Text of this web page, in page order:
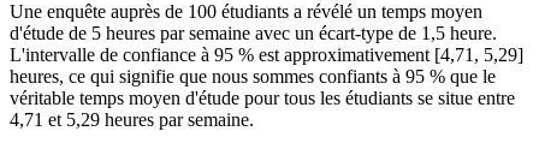
Une enquête auprès de 100 étudiants a révélé un temps moyen
d'étude de 5 heures par semaine avec un écart-type de 1,5 heure.
L'intervalle de confiance à 95 % est approximativement [4,71, 5,29]
heures, ce qui signifie que nous sommes confiants à 95 % que le
véritable temps moyen d'étude pour tous les étudiants se situe entre
4,71 et 5,29 heures par semaine.